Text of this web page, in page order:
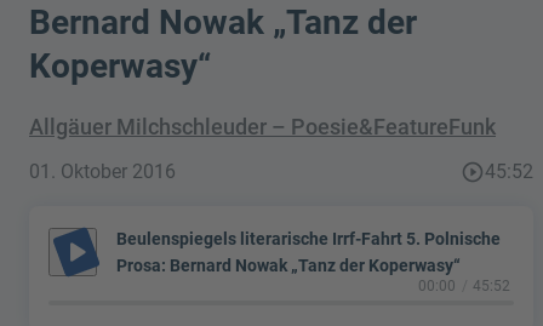
Bernard Nowak „Tanz der
Koperwasy“
Allgäuer Milchschleuder – Poesie&FeatureFunk
01. Oktober 2016 play_circle_outline45:52
play_arrow
Beulenspiegels literarische Irrf-Fahrt 5. Polnische
Prosa: Bernard Nowak „Tanz der Koperwasy“
00:00 45:52